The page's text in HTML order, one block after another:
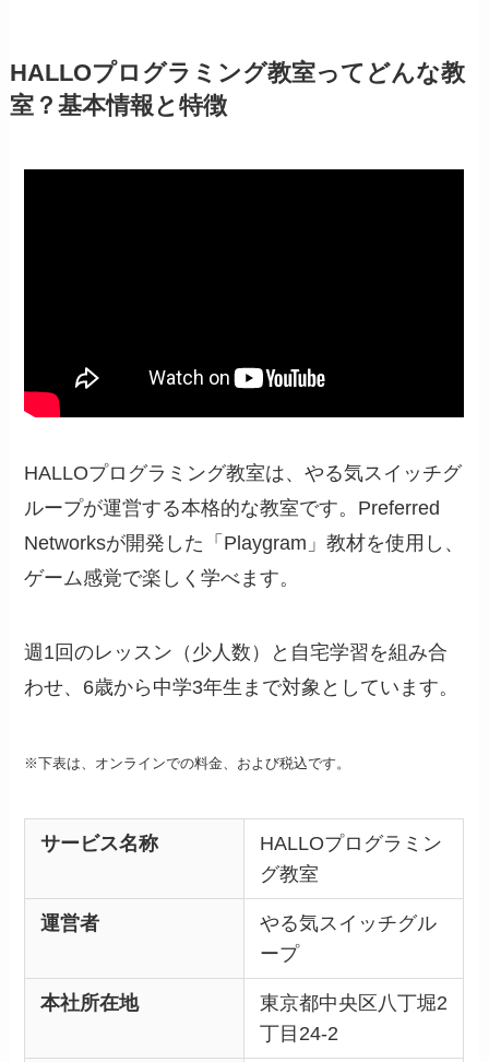
HALLOプログラミング教室ってどんな教
室？基本情報と特徴
HALLOプログラミング教室は、やる気スイッチグ
ループが運営する本格的な教室です。Preferred
Networksが開発した「Playgram」教材を使用し、
ゲーム感覚で楽しく学べます。
週1回のレッスン（少人数）と自宅学習を組み合
わせ、6歳から中学3年生まで対象としています。
※下表は、オンラインでの料金、および税込です。
サービス名称
HALLOプログラミン
グ教室
運営者
やる気スイッチグル
ープ
本社所在地
東京都中央区八丁堀2
丁目24-2